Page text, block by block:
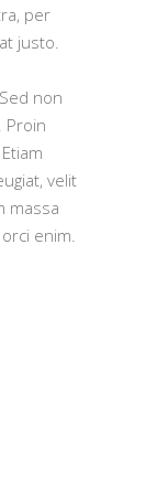
per
justo.
non
Proin
velit
massa
enim.